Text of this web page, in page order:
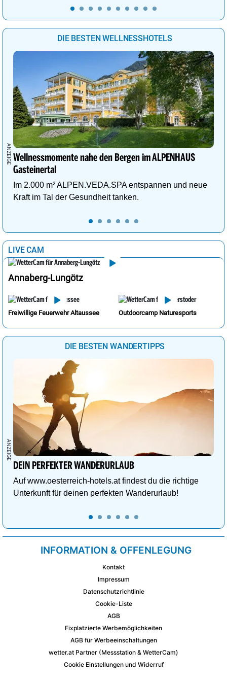
DIE BESTEN WELLNESSHOTELS
Wellnessmomente nahe den Bergen im ALPENHAUS
Gasteinertal
Im 2.000 m² ALPEN.VEDA.SPA entspannen und neue
Kraft im Tal der Gesundheit tanken.
LIVE CAM
Annaberg-Lungötz
Freiwillige Feuerwehr Altaussee Outdoorcamp Naturesports
DIE BESTEN WANDERTIPPS
DEIN PERFEKTER WANDERURLAUB
Auf www.oesterreich-hotels.at findest du die richtige
Unterkunft für deinen perfekten Wanderurlaub!
INFORMATION & OFFENLEGUNG
Kontakt
Impressum
Datenschutzrichtlinie
Cookie-Liste
AGB
Fixplatzierte Werbemöglichkeiten
AGB für Werbeeinschaltungen
wetter.at Partner (Messstation & WetterCam)
Cookie Einstellungen und Widerruf